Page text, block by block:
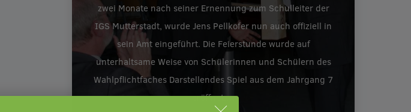
zwei Monate nach seiner Ernennung zum Schulleiter der
IGS Mutterstadt, wurde Jens Pellkofer nun auch offiziell in
sein Amt eingeführt. Die Feierstunde wurde auf
unterhaltsame Weise von Schülerinnen und Schülern des
Wahlpflichtfaches Darstellendes Spiel aus dem Jahrgang 7
eröffnet.…